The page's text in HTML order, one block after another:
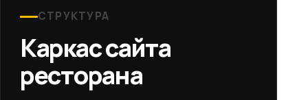
СТРУКТУРА
Каркас сайта
ресторана